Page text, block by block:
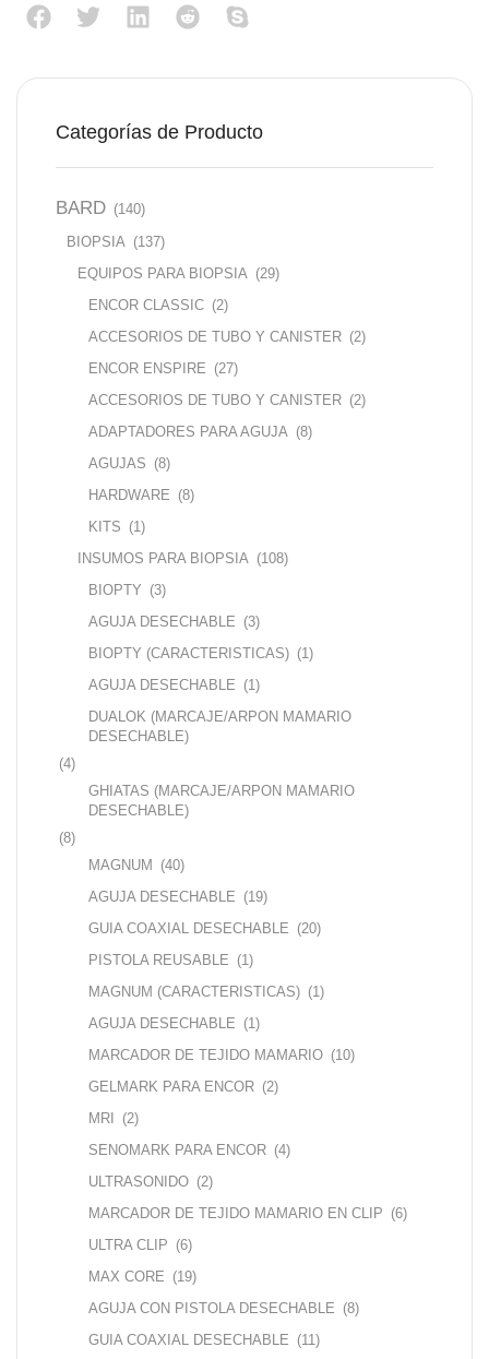
Categorías de Producto
BARD (140)
BIOPSIA (137)
EQUIPOS PARA BIOPSIA (29)
ENCOR CLASSIC (2)
ACCESORIOS DE TUBO Y CANISTER (2)
ENCOR ENSPIRE (27)
ACCESORIOS DE TUBO Y CANISTER (2)
ADAPTADORES PARA AGUJA (8)
AGUJAS (8)
HARDWARE (8)
KITS (1)
INSUMOS PARA BIOPSIA (108)
BIOPTY (3)
AGUJA DESECHABLE (3)
BIOPTY (CARACTERISTICAS) (1)
AGUJA DESECHABLE (1)
DUALOK (MARCAJE/ARPON MAMARIO
DESECHABLE)
(4)
GHIATAS (MARCAJE/ARPON MAMARIO
DESECHABLE)
(8)
MAGNUM (40)
AGUJA DESECHABLE (19)
GUIA COAXIAL DESECHABLE (20)
PISTOLA REUSABLE (1)
MAGNUM (CARACTERISTICAS) (1)
AGUJA DESECHABLE (1)
MARCADOR DE TEJIDO MAMARIO (10)
GELMARK PARA ENCOR (2)
MRI (2)
SENOMARK PARA ENCOR (4)
ULTRASONIDO (2)
MARCADOR DE TEJIDO MAMARIO EN CLIP (6)
ULTRA CLIP (6)
MAX CORE (19)
AGUJA CON PISTOLA DESECHABLE (8)
GUIA COAXIAL DESECHABLE (11)